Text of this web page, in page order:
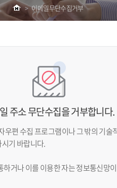
> 이메일무단수집거부
주소 무단수집을 거부합니다.
편 수집 프로그램이나 그 밖의 기
기 바랍니다.
거나 이를 이용한 자는 정보통신망